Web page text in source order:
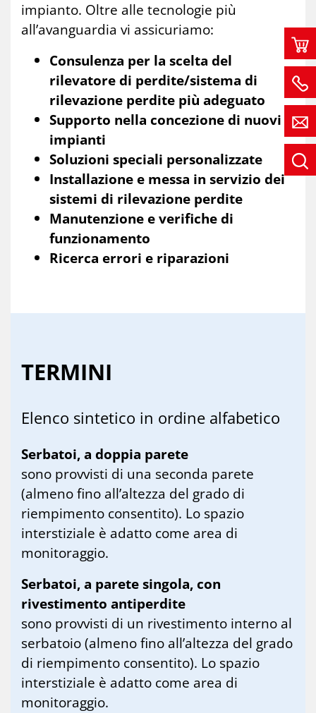
impianto. Oltre alle tecnologie più
all’avanguardia vi assicuriamo:
Consulenza per la scelta del
rilevatore di perdite/sistema di
rilevazione perdite più adeguato
Supporto nella concezione di nuovi
impianti
Soluzioni speciali personalizzate
Installazione e messa in servizio dei
sistemi di rilevazione perdite
Manutenzione e verifiche di
funzionamento
Ricerca errori e riparazioni
TER­MI­NI
Elen­co sin­te­ti­co in or­di­ne al­fa­be­ti­co
Serbatoi, a doppia parete
sono provvisti di una seconda parete
(almeno fino all’altezza del grado di
riempimento consentito). Lo spazio
interstiziale è adatto come area di
monitoraggio.
Serbatoi, a parete singola, con
rivestimento antiperdite
sono provvisti di un rivestimento interno al
serbatoio (almeno fino all’altezza del grado
di riempimento consentito). Lo spazio
interstiziale è adatto come area di
monitoraggio.